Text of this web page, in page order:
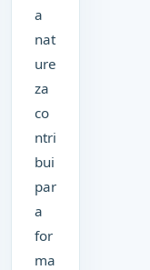
a
nat
ure
za
co
ntri
bui
par
a
for
ma